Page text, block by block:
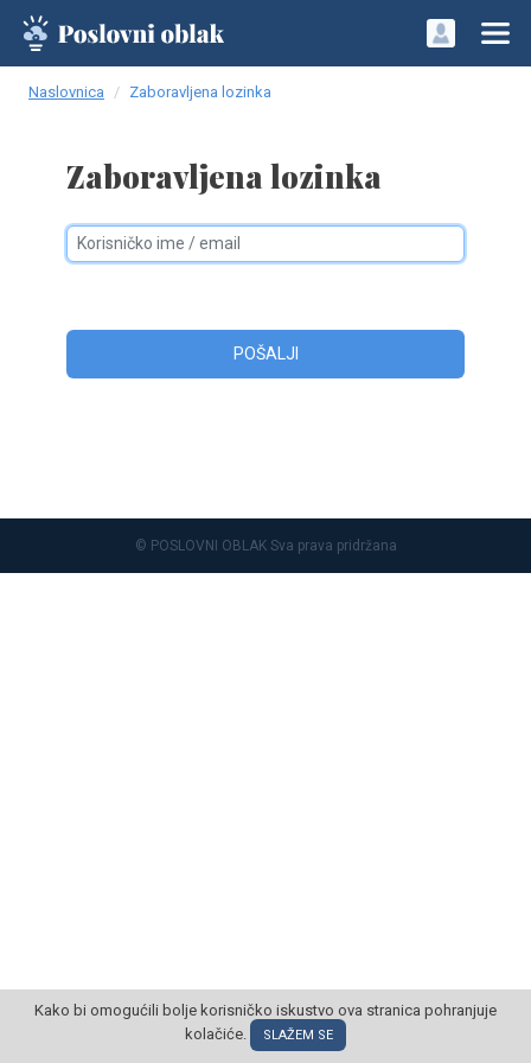
Naslovnica Zaboravljena lozinka
Zaboravljena lozinka
POŠALJI
© POSLOVNI OBLAK Sva prava pridržana
Kako bi omogućili bolje korisničko iskustvo ova stranica pohranjuje
kolačiće.
SLAŽEM SE